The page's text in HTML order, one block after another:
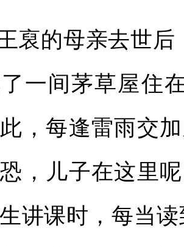
的母亲去世后
一间茅草屋住
，每逢雷雨交
，儿子在这里
讲课时，每当